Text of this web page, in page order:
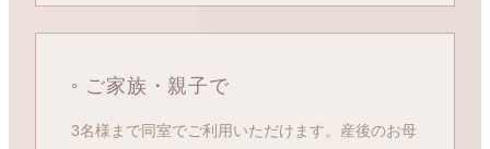
◦ ご家族・親子で
3名様まで同室でご利用いただけます。産後のお母